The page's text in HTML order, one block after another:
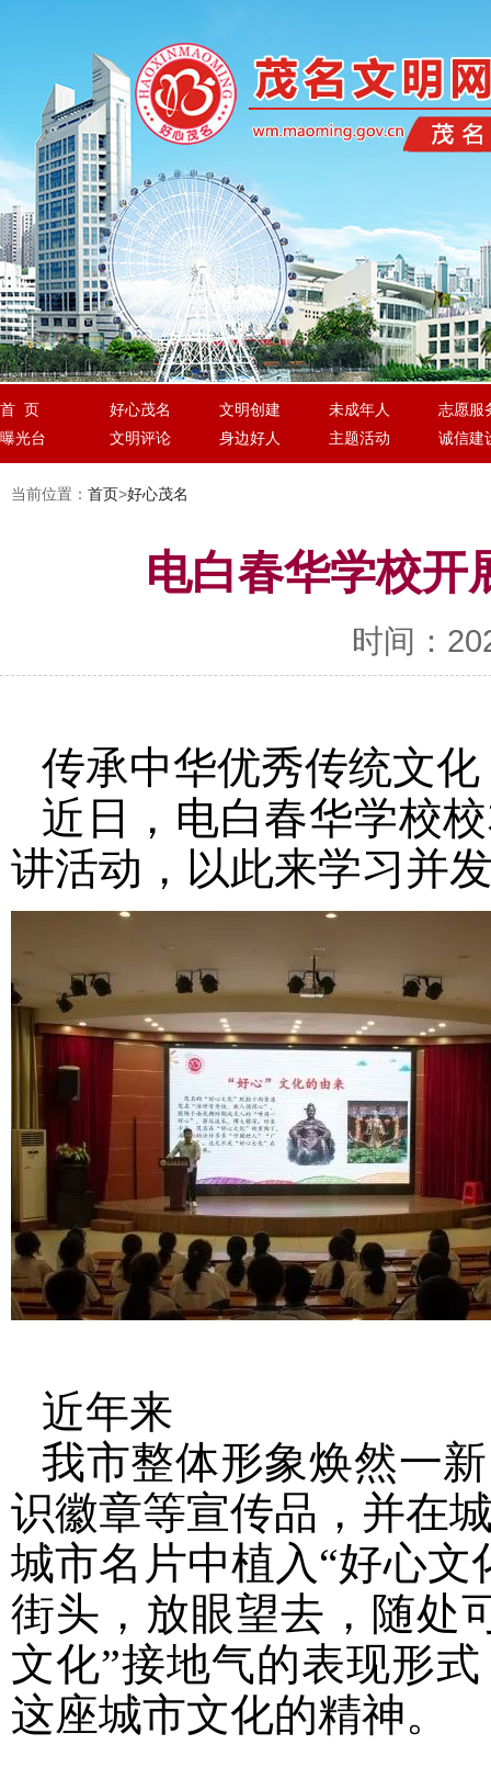
首 页 好心茂名 文明创建 未成年人
志愿服
曝光台
文明评论 身边好人 主题活动 诚信建
当前位置： 首页>好心茂名
电白春华学校开
时间：
传承中华优秀传统文
近日，电白春华学校
讲活动，以此来学习并
近年来
我市整体形象焕然一
识徽章等宣传品，并在
城市名片中植入“好心
街头，放眼望去，随处
文化”接地气的表现形
这座城市文化的精神。